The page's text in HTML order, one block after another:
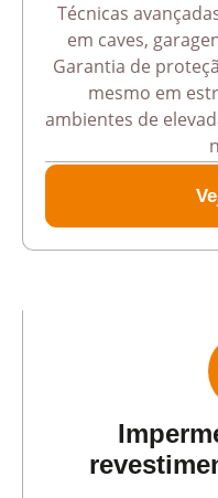
Técnicas
em caves,
Garantia de
mesmo em
ambientes de